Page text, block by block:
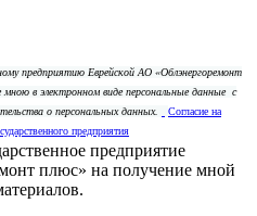
предприятию Еврейской АО «Облэнергоремонт
мною в электронном виде персональные данные с
о персональных данных.
Согласие на
предприятия
предприятие
плюс» на получение мной